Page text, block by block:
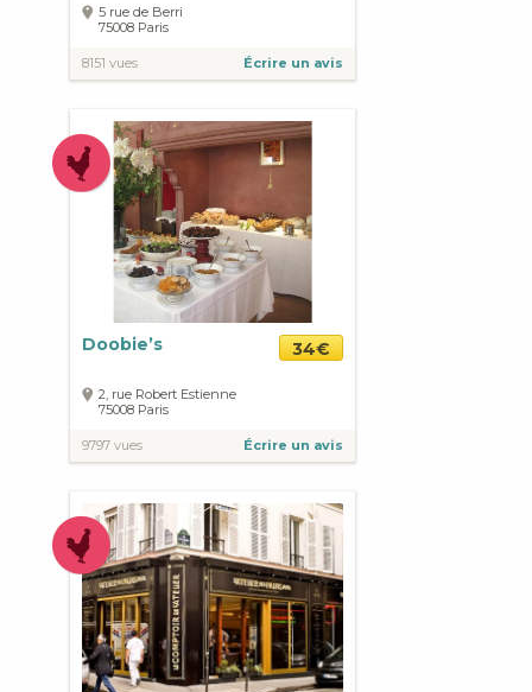
5 rue de Berri
75008 Paris
8151 vues Écrire un avis
Doobie’s 34€
2, rue Robert Estienne
75008 Paris
9797 vues Écrire un avis